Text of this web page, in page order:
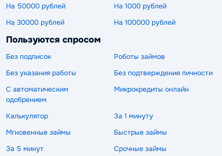
На 50000 рублей
На 1000 рублей
На 30000 рублей
На 100000 рублей
Пользуются спросом
Без подписок
Роботы займов
Без указания работы
Без подтверждения личности
С автоматическим
одобрением
Микрокредиты онлайн
Калькулятор
За 1 минуту
Мгновенные займы
Быстрые займы
За 5 минут
Срочные займы